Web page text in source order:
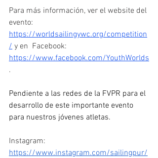
Para más información, ver el website del
evento:
https://worldsailingywc.org/competition
/ y en  Facebook:
https://www.facebook.com/YouthWorlds
.
Pendiente a las redes de la FVPR para el
desarrollo de este importante evento
para nuestros jóvenes atletas.
Instagram:
https://www.instagram.com/sailingpur/